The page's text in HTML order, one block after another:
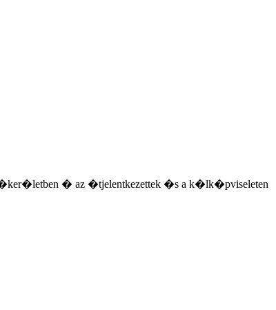
� az �tjelentkezettek �s a k�lk�pviseleten